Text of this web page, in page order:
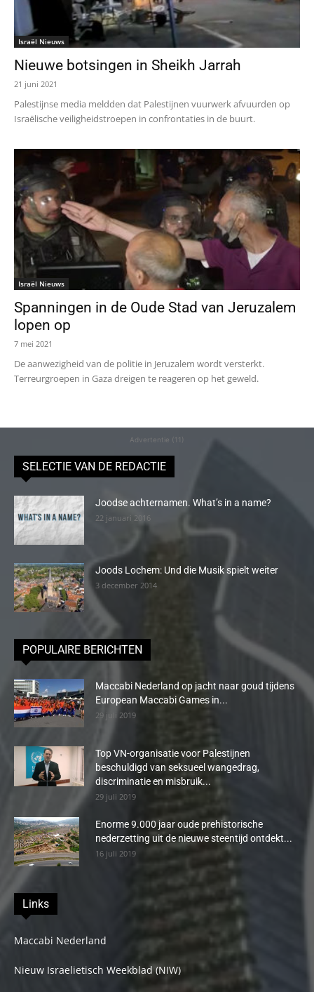
Israël Nieuws
Nieuwe botsingen in Sheikh Jarrah
21 juni 2021
Palestijnse media meldden dat Palestijnen vuurwerk afvuurden op
Israëlische veiligheidstroepen in confrontaties in de buurt.
Israël Nieuws
Spanningen in de Oude Stad van Jeruzalem
lopen op
7 mei 2021
De aanwezigheid van de politie in Jeruzalem wordt versterkt.
Terreurgroepen in Gaza dreigen te reageren op het geweld.
Advertentie (11)
SELECTIE VAN DE REDACTIE
Joodse achternamen. What’s in a name?
22 januari 2016
Joods Lochem: Und die Musik spielt weiter
3 december 2014
POPULAIRE BERICHTEN
Maccabi Nederland op jacht naar goud tijdens
European Maccabi Games in...
29 juli 2019
Top VN-organisatie voor Palestijnen
beschuldigd van seksueel wangedrag,
discriminatie en misbruik...
29 juli 2019
Enorme 9.000 jaar oude prehistorische
nederzetting uit de nieuwe steentijd ontdekt...
16 juli 2019
Links
Maccabi Nederland
Nieuw Israelietisch Weekblad (NIW)